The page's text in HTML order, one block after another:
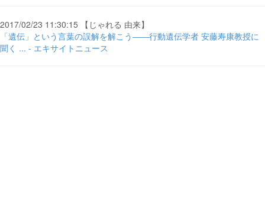
2017/02/23 11:30:15 【じゃれる 由来】
「遺伝」という言葉の誤解を解こう――行動遺伝学者 安藤寿康教授に
聞く ... - エキサイトニュース